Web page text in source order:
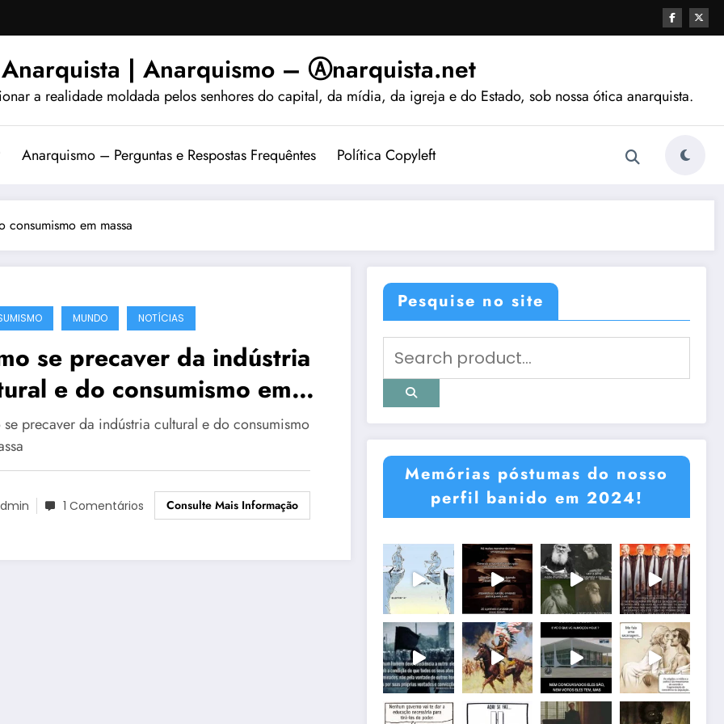
| Anarquismo – Ⓐnarquista.net
a realidade moldada pelos senhores do capital, da mídia, da igreja e do Estado, sob nossa ótica anarquista.
Anarquismo – Perguntas e Respostas Frequêntes Política Copyleft
em massa
MUNDO NOTÍCIAS
se precaver da indústria
e do consumismo em
precaver da indústria cultural e do consumismo
1 Comentários Consulte Mais Informação
Pesquise no site
Memórias póstumas do nosso
perfil banido em 2024!